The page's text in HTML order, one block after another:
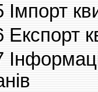
Імпорт
Експорт